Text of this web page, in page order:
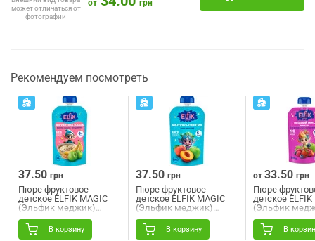
может отличаться от
фотографии
от
грн
Рекомендуем посмотреть
37.50 грн
Пюре фруктовое
детское ELFIK MAGIC
(Эльфик меджик)
мультизлаковой кашей
Doy-Pack 110 г
В корзину
37.50 грн
Пюре фруктовое
детское ELFIK MAGIC
(Эльфик меджик)
Pack 100 гВ корзину
от 33.50 грн
Пюре
детское ELFIK
(Эльфик
В